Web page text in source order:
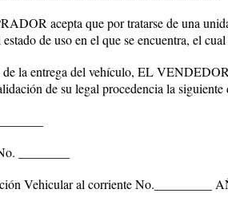
acepta que por tratarse de una
de uso en el que se encuentra, el
la entrega del vehículo, EL
de su legal procedencia la
________
Vehicular al corriente No._________